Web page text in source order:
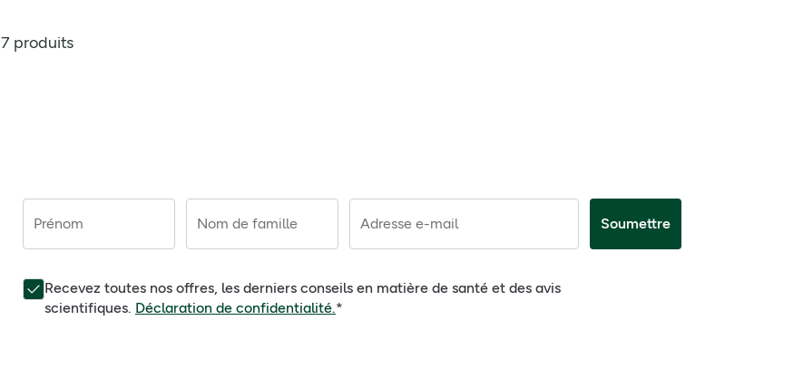
7 produits
Prénom Nom de famille Adresse e-mail Soumettre
Recevez toutes nos offres, les derniers conseils en matière de santé et des avis
scientifiques. Déclaration de confidentialité.*